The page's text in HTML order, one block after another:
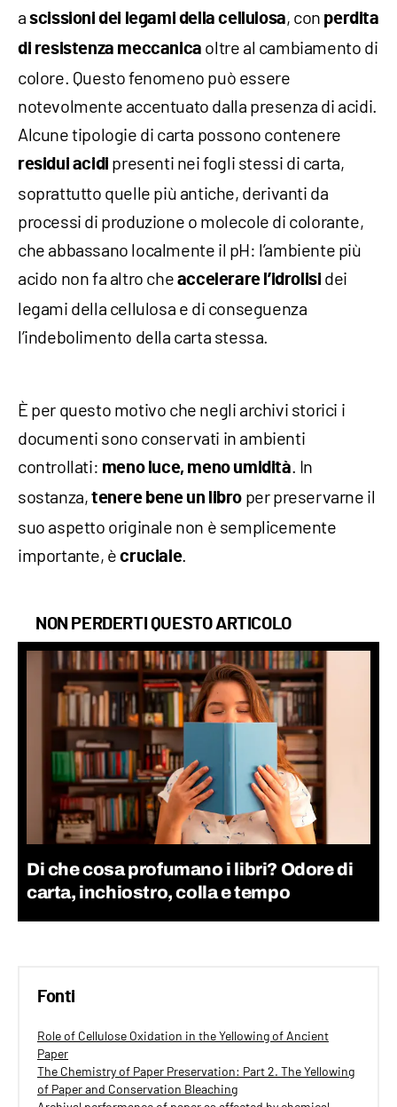
ascissioni dei legami della cellulosa, con perdita
di resistenza meccanica oltre al cambiamento di
colore. Questo fenomeno può essere
notevolmente accentuato dalla presenza di acidi.
Alcune tipologie di carta possono contenere
residui acidi presenti nei fogli stessi di carta,
soprattutto quelle più antiche, derivanti da
processi di produzione o molecole di colorante,
che abbassano localmente il pH: l’ambiente più
acido non fa altro che accelerare l’idrolisi dei
legami della cellulosa e di conseguenza
l’indebolimento della carta stessa.
È per questo motivo che negli archivi storici i
documenti sono conservati in ambienti
controllati: meno luce, meno umidità . In
sostanza, tenere bene un libro per preservarne il
suo aspetto originale non è semplicemente
importante, ècruciale.
NON PERDERTI QUESTO ARTICOLO
Di che cosa profumano i libri? Odore di
carta, inchiostro, colla e tempo
Fonti
Role of Cellulose Oxidation in the Yellowing of Ancient
Paper
The Chemistry of Paper Preservation: Part 2. The Yellowing
of Paper and Conservation Bleaching